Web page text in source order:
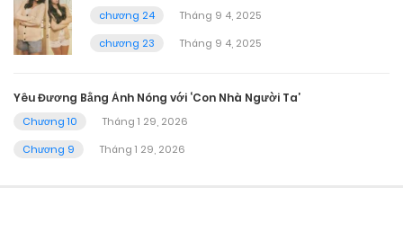
chương 24
Tháng 9 4, 2025
chương 23
Tháng 9 4, 2025
Yêu Đương Bằng Ảnh Nóng với ‘Con Nhà Người Ta’
Chương 10
Tháng 1 29, 2026
Chương 9
Tháng 1 29, 2026